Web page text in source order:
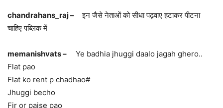
chandrahans_raj – इन जैसे नेताओं को सीधा पढ़वाए हटाकर पीटना
चाहिए पब्लिक में
memanishvats –
Ye badhia jhuggi daalo jagah ghero..
Flat pao
Flat ko rent p chadhao#
Jhuggi becho
Fir or paise pao